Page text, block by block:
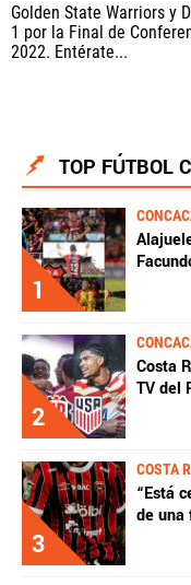
Golden State Warriors y
1 por la Final de
2022. Entérate...
TOP FÚTBOL
1
2
Costa
TV del
3
COSTA
“Está
de una